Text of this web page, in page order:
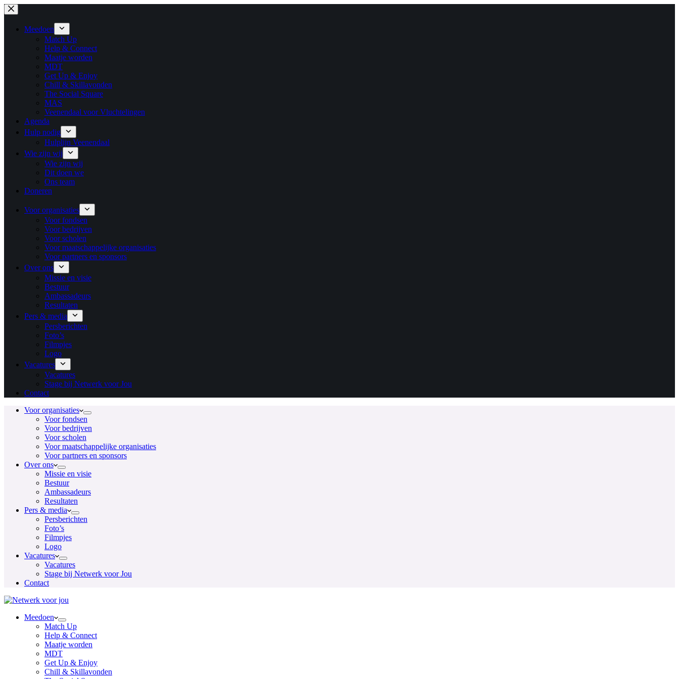
Ga
naar
inhoud
Meedoen
Match Up
Help & Connect
Maatje worden
MDT
Get Up & Enjoy
Chill & Skillavonden
The Social Square
MAS
Veenendaal voor Vluchtelingen
Agenda
Hulp nodig
Hulplijn Veenendaal
Wie zijn wij
Wie zijn wij
Dit doen we
Ons team
Doneren
Voor organisaties
Voor fondsen
Voor bedrijven
Voor scholen
Voor maatschappelijke organisaties
Voor partners en sponsors
Over ons
Missie en visie
Bestuur
Ambassadeurs
Resultaten
Pers & media
Persberichten
Foto’s
Filmpjes
Logo
Vacatures
Vacatures
Stage bij Netwerk voor Jou
Contact
Voor organisaties
Voor fondsen
Voor bedrijven
Voor scholen
Voor maatschappelijke organisaties
Voor partners en sponsors
Over ons
Missie en visie
Bestuur
Ambassadeurs
Resultaten
Pers & media
Persberichten
Foto’s
Filmpjes
Logo
Vacatures
Vacatures
Stage bij Netwerk voor Jou
Contact
Meedoen
Match Up
Help & Connect
Maatje worden
MDT
Get Up & Enjoy
Chill & Skillavonden